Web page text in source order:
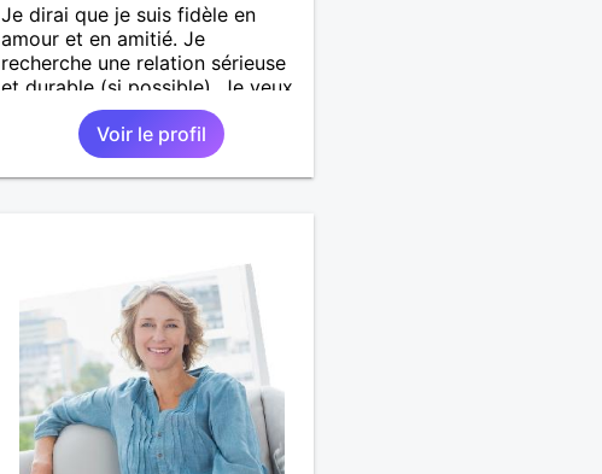
Je dirai que je suis fidèle en
amour et en amitié. Je
recherche une relation sérieuse
et durable (si possible). Je veux
vivre de nouveau une belle
histoire d'amour.Voir le profil